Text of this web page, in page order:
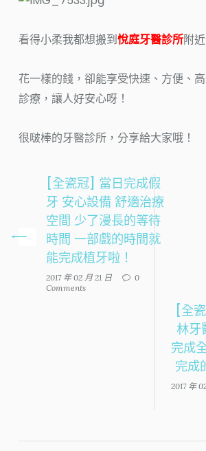
看得小柔我都想搬到悅庭牙醫診所附
花一樣的錢，卻能享受快速、方便、
診療，讓人好安心呀！
很啵棒的牙醫診所，分享給大家哦！
[全瓷冠] 當日完成假
牙 安心設備 舒適治療
空間 少了漫長的等待
時間 一部戲的時間就
能完成植牙啦！
2017 年 02 月 21 日
0
Comments
[全
林牙
完成
完成
2017 年